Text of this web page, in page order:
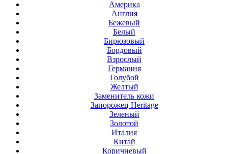
Америка
Англия
Бежевый
Белый
Бирюзовый
Бордовый
Взрослый
Германия
Голубой
Желтый
Заменитель кожи
Запорожец Heritage
Зеленый
Золотой
Италия
Китай
Коричневый